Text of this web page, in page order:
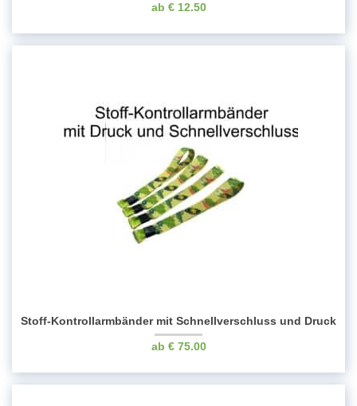
€12.50
Stoff-Kontrollarmbänder mit Schnellverschluss und Druck
€75.00